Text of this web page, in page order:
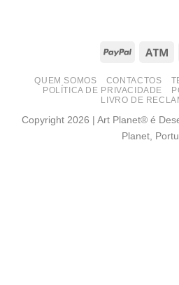
PayPal
QUEM SOMOS CONTACTOS
POLÍTICA DE PRIVACIDADE
LIVRO DE
Copyright 2026 | Art Planet® é
Planet,